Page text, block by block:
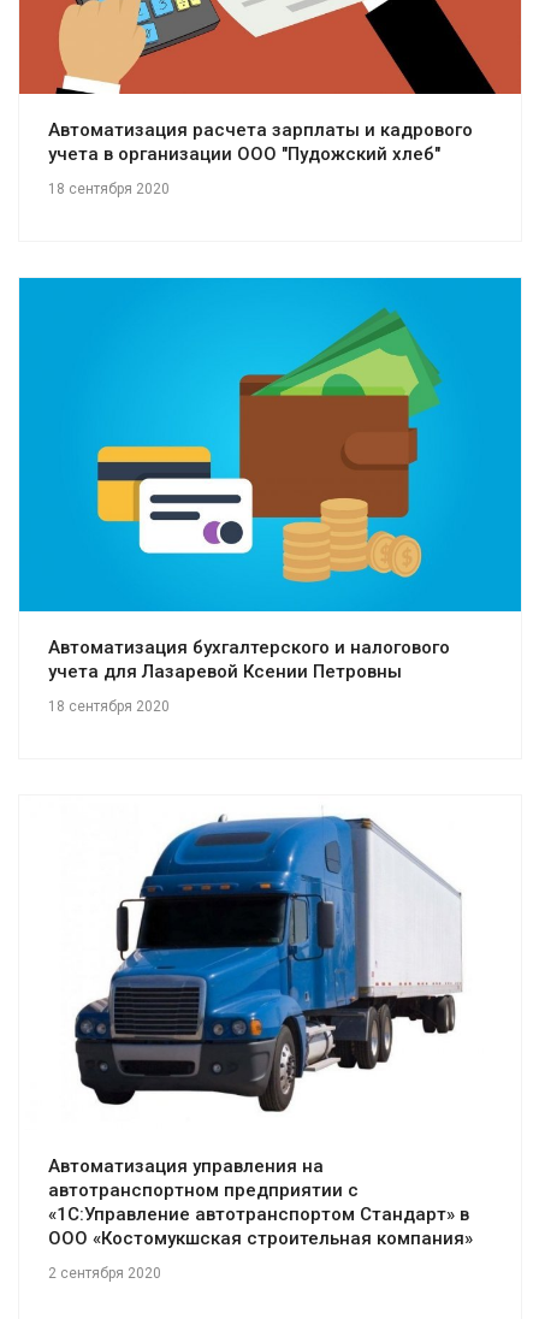
Автоматизация расчета зарплаты и кадрового
учета в организации ООО "Пудожский хлеб"
18 сентября 2020
Смотреть проект
Автоматизация бухгалтерского и налогового
учета для Лазаревой Ксении Петровны
18 сентября 2020
Смотреть проект
Автоматизация управления на
автотранспортном предприятии с
«1С:Управление автотранспортом Стандарт» в
ООО «Костомукшская строительная компания»
2 сентября 2020